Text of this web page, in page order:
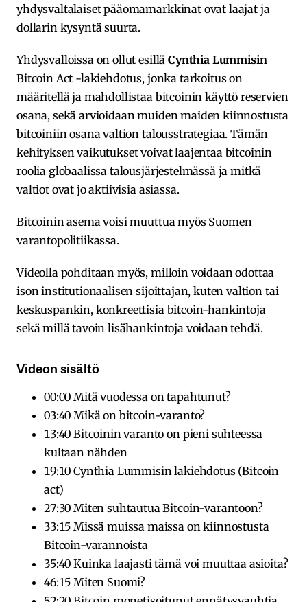
yhdysvaltalaiset pääomamarkkinat ovat laajat ja
dollarin kysyntä suurta.
Yhdysvalloissa on ollut esilläCynthia Lummisin
Bitcoin Act -lakiehdotus, jonka tarkoitus on
määritellä ja mahdollistaa bitcoinin käyttö reservien
osana, sekä arvioidaan muiden maiden kiinnostusta
bitcoiniin osana valtion talousstrategiaa. Tämän
kehityksen vaikutukset voivat laajentaa bitcoinin
roolia globaalissa talousjärjestelmässä ja mitkä
valtiot ovat jo aktiivisia asiassa.
Bitcoinin asema voisi muuttua myös Suomen
varantopolitiikassa.
Videolla pohditaan myös, milloin voidaan odottaa
ison institutionaalisen sijoittajan, kuten valtion tai
keskuspankin, konkreettisia bitcoin-hankintoja
sekä millä tavoin lisähankintoja voidaan tehdä.
Videon sisältö
00:00 Mitä vuodessa on tapahtunut?
03:40 Mikä on bitcoin-varanto?
13:40 Bitcoinin varanto on pieni suhteessa
kultaan nähden
19:10 Cynthia Lummisin lakiehdotus (Bitcoin
act)
27:30 Miten suhtautua Bitcoin-varantoon?
33:15 Missä muissa maissa on kiinnostusta
Bitcoin-varannoista
35:40 Kuinka laajasti tämä voi muuttaa asioita?
46:15 Miten Suomi?